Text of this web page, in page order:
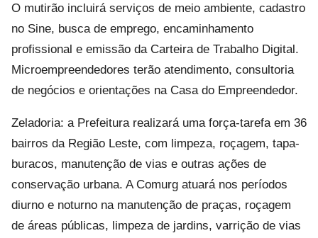
O mutirão incluirá serviços de meio ambiente, cadastro
no Sine, busca de emprego, encaminhamento
profissional e emissão da Carteira de Trabalho Digital.
Microempreendedores terão atendimento, consultoria
de negócios e orientações na Casa do Empreendedor.
Zeladoria: a Prefeitura realizará uma força-tarefa em 36
bairros da Região Leste, com limpeza, roçagem, tapa-
buracos, manutenção de vias e outras ações de
conservação urbana. A Comurg atuará nos períodos
diurno e noturno na manutenção de praças, roçagem
de áreas públicas, limpeza de jardins, varrição de vias